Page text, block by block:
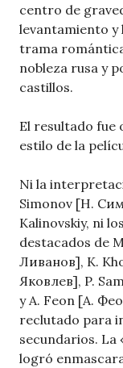
centro de
levantamiento y
trama
nobleza rusa y
castillos.
El resultado fue
estilo de la
Ni la
Simonov [Н.
Kalinovskiy, ni
destacados de
Ливанов], K.
Яковлев], P.
y A. Feon [А.
reclutado para
secundarios. La
logró